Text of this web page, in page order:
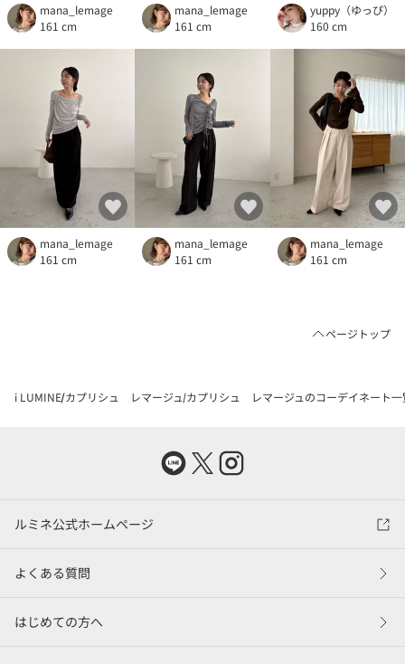
mana_lemage
161 cm
mana_lemage
161 cm
yuppy（ゆっぴ）
160 cm
mana_lemage
161 cm
mana_lemage
161 cm
mana_lemage
161 cm
ページトップ
i LUMINE カプリシュ レマージュ カプリシュ レマージュのコーデイネート一
ルミネ公式ホームページ
よくある質問
はじめての方へ